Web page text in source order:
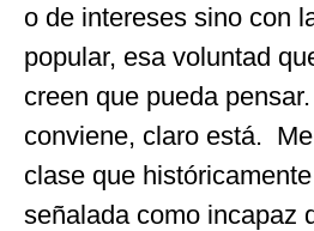
o de intereses sino con
popular, esa voluntad
creen que pueda
conviene, claro está.
clase que
señalada como incapaz